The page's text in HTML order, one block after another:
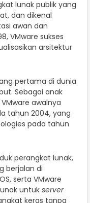
lunak publik yang
dan dikenal
awan dan
VMware sukses
arsitektur
pertama di dunia
Sebagai anak
awalnya
tahun 2004, yang
pada tahun
perangkat lunak,
berjalan di
serta VMware
untuk server
keras tanpa